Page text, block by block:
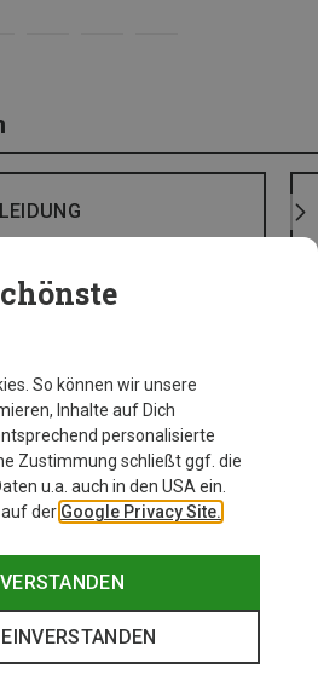
So können wir unsere
Inhalte auf Dich
personalisierte
Zustimmung schließt ggf. die
u.a. auch in den USA ein.
der Google Privacy Site.